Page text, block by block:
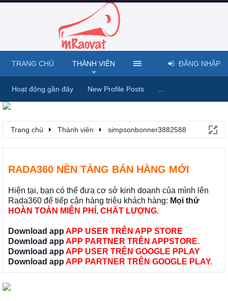
Trang chủ Thành viên simpsonbonner3882588
RADA360 NỀN TẢNG BÁN HÀNG MỚI
Hiện tại, bạn có thể đưa cơ sở kinh doanh của mình lên
Rada360 để tiếp cận hàng triệu khách hàng: Mọi thứ
HOÀN TOÀN MIỄN PHÍ, CHẤT LƯỢNG.
Download app APP USER TRÊN APP STORE
Download app APP PARTNER TRÊN APPSTORE.
Download app APP USER TRÊN GOOGLE PPLAY
Download app APP PARTNER TRÊN GOOGLE PLAY.
TRANG CHỦ THÀNH VIÊN
Hoạt động gần đây New Profile Posts
ĐĂNG NHẬP